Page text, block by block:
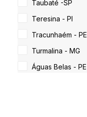
Taubaté -SP
Teresina - PI
Tracunhaém - PE
Turmalina - MG
Águas Belas - PE